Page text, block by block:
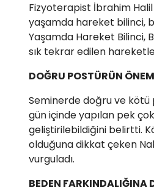
Fizyoterapist İbrahim Halil
yaşamda hareket bilinci,
Yaşamda Hareket Bilinci,
sık tekrar edilen
DOĞRU POSTÜRÜN
Seminerde doğru ve
gün içinde yapılan pek
geliştirilebildiğini belirtti.
olduğuna dikkat çeken
vurguladı.
BEDEN FARKINDALIĞINA